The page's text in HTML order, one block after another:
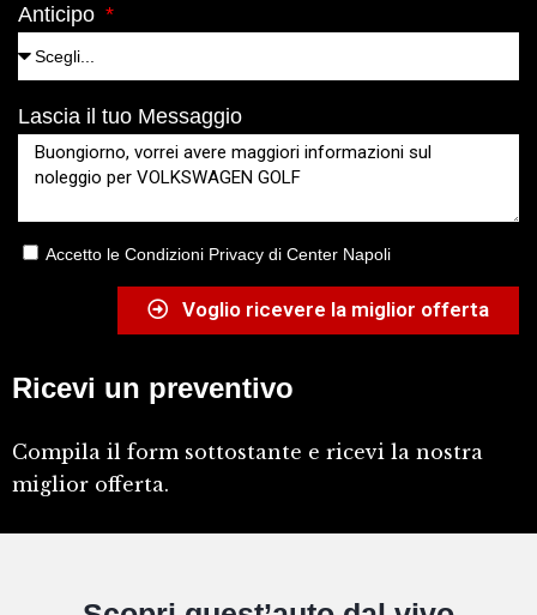
Anticipo
Lascia il tuo Messaggio
Accetto le Condizioni Privacy di Center Napoli
Voglio ricevere la miglior offerta
Ricevi un preventivo
Compila il form sottostante e ricevi la nostra
miglior offerta.